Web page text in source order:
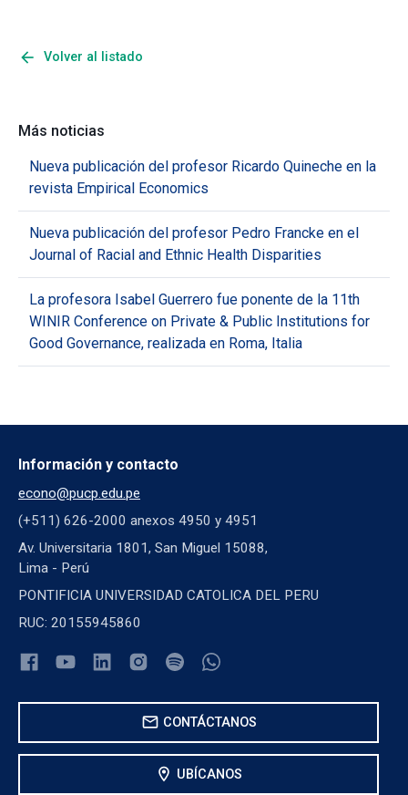
Más noticias
Nueva publicación del profesor Ricardo Quineche en la
revista Empirical Economics
Nueva publicación del profesor Pedro Francke en el
Journal of Racial and Ethnic Health Disparities
La profesora Isabel Guerrero fue ponente de la 11th
WINIR Conference on Private & Public Institutions for
Good Governance, realizada en Roma, Italia
arrow_back Volver al listado
Información y contacto
econo@pucp.edu.pe
(+511) 626-2000 anexos 4950 y 4951
Av. Universitaria 1801, San Miguel 15088,
Lima - Perú
PONTIFICIA UNIVERSIDAD CATOLICA DEL PERU
RUC: 20155945860
mail CONTÁCTANOS
location_on UBÍCANOS